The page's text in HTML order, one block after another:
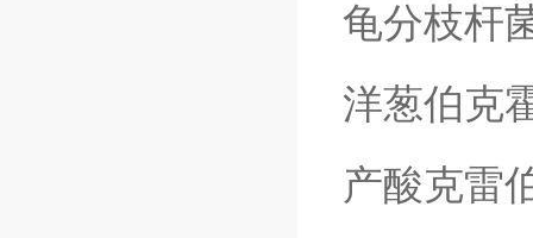
龟分枝杆
洋葱伯克
产酸克雷